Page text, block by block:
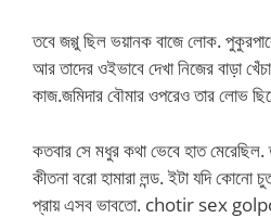
তবে জগ্গু ছিল ভয়ানক বাজে লোক.
আর তাদের ওইভাবে দেখা নিজের বাড়া
কাজ.জমিদার বৌমার ওপরেও তার লোভ
কতবার সে মধুর কথা ভেবে হাত
কীতনা বরো হামারা লন্ড. ইটা যদি কোনো
প্রায় এসব ভাবতো. chotir sex